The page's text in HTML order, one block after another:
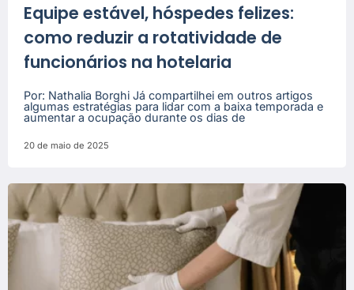
Equipe estável, hóspedes felizes:
como reduzir a rotatividade de
funcionários na hotelaria
Por: Nathalia Borghi Já compartilhei em outros artigos
algumas estratégias para lidar com a baixa temporada e
aumentar a ocupação durante os dias de
20 de maio de 2025